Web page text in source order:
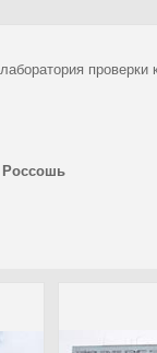
Россошь